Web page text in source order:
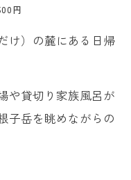
円
け）の麓にある日帰
や貸切り家族風呂が
子岳を眺めながらの